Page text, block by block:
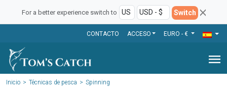
For a better experience switch to Switch
CONTACTO ACCESO EURO - €
menu
Inicio Técnicas de pesca Spinning